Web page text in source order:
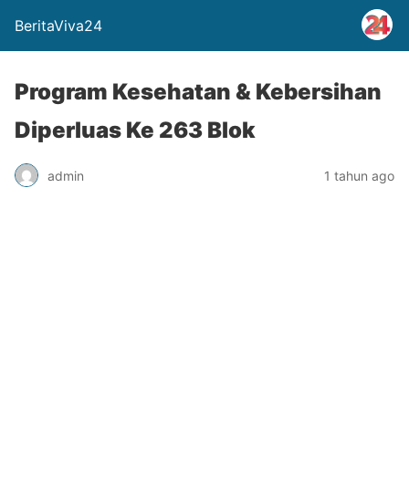
BeritaViva24
Program Kesehatan & Kebersihan
Diperluas Ke 263 Blok
admin 1 tahun ago